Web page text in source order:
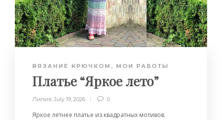
ВЯЗАНИЕ КРЮЧКОМ , МОИ РАБОТЫ
Платье “Яркое лето”
Лилия, July 19, 2026 0
Яркое летнее платье из квадратных мотивов.